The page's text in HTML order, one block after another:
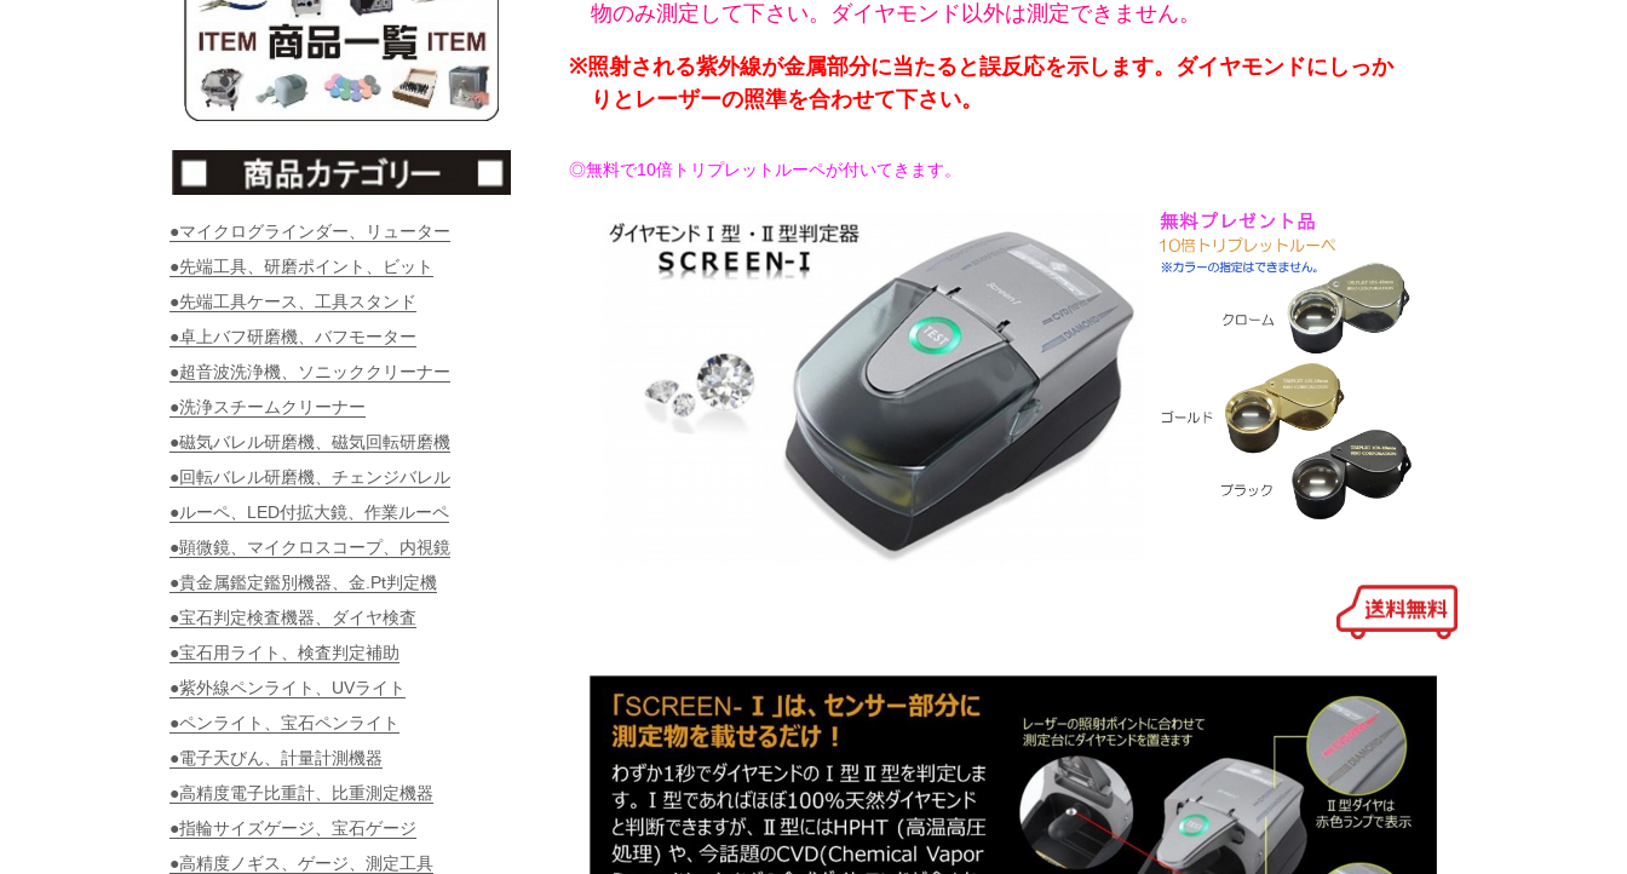
物のみ測定 して下さい。 ダイヤモンド以外は測定できません。
※照射される紫外線が金属部分に当たると誤反応を示します。ダイヤモンドにしっか
りと レーザーの照準を合わせて下さい。
◎無料で10倍トリプレットルーペが付いてきます。
●マイクログラインダー、リューター
●先端工具、研磨ポイント、ビット
●先端工具ケース、工具スタンド
●卓上バフ研磨機、バフモーター
●超音波洗浄機、ソニッククリーナー
●洗浄スチームクリーナー
●磁気バレル研磨機、磁気回転研磨機
●回転バレル研磨機、チェンジバレル
●ルーペ、LED付拡大鏡、作業ルーペ
●顕微鏡、マイクロスコープ、内視鏡
●貴金属鑑定鑑別機器、金.Pt判定機
●宝石判定検査機器、ダイヤ検査
●宝石用ライト、検査判定補助
●紫外線ペンライト、UVライト
●ペンライト、宝石ペンライト
●電子天びん、計量計測機器
●高精度電子比重計、比重測定機器
●指輪サイズゲージ、宝石ゲージ
●高精度ノギス、ゲージ、測定工具